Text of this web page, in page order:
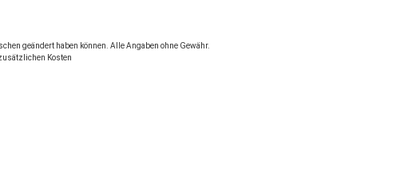
geändert haben können. Alle Angaben ohne Gewähr.
Kosten